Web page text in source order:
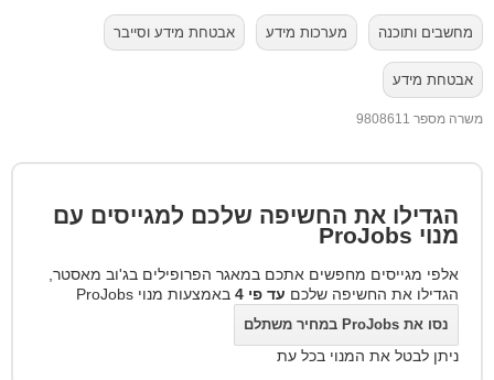
מחשבים ותוכנה מערכות מידע אבטחת מידע וסייבר
אבטחת מידע
משרה מספר 9808611
הגדילו את החשיפה שלכם למגייסים עם
מנוי ProJobs
אלפי מגייסים מחפשים אתכם במאגר הפרופילים בג'וב מאסטר,
הגדילו את החשיפה שלכם עד פי 4 באמצעות מנוי ProJobs
נסו את ProJobs במחיר משתלם
ניתן לבטל את המנוי בכל עת